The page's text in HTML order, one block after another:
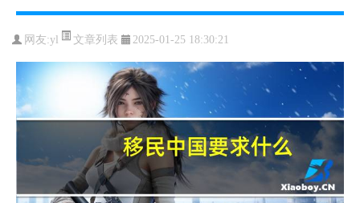
网友:yl 文章列表 2025-01-25 18:30:21